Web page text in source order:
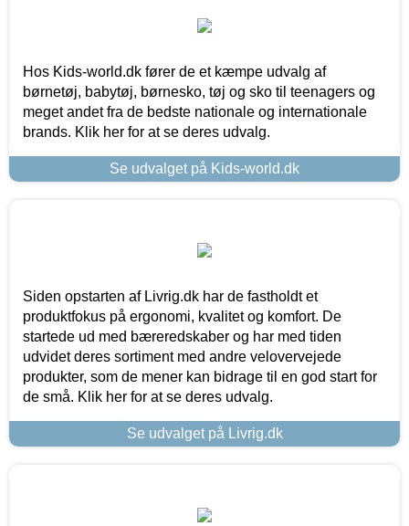
Hos Kids-world.dk fører de et kæmpe udvalg af
børnetøj, babytøj, børnesko, tøj og sko til teenagers og
meget andet fra de bedste nationale og internationale
brands. Klik her for at se deres udvalg.
Se udvalget på Kids-world.dk
Siden opstarten af Livrig.dk har de fastholdt et
produktfokus på ergonomi, kvalitet og komfort. De
startede ud med bæreredskaber og har med tiden
udvidet deres sortiment med andre velovervejede
produkter, som de mener kan bidrage til en god start for
de små. Klik her for at se deres udvalg.
Se udvalget på Livrig.dk